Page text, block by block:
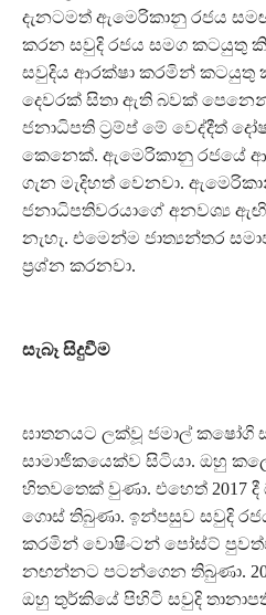
දැනටමත් ඇමෙරිකානු රජය
කරන සවුදි රජය සමග කටයුතු
සවුදිය ආරක්ෂා කරමින් කටයුතු
දෙවරක් සිතා ඇති බවක්
ජනාධිපති ට‍්‍රම්ප් මේ වෙද්දීත්
කෙනෙක්. ඇමෙරිකානු රජයේ
ගැන මැදිහත් වෙනවා.
ජනාධිපතිවරයාගේ අනවශ්‍ය
නැහැ. එමෙන්ම ජාත්‍යන්තර
ප‍්‍රශ්න කරනවා.
සැබෑ සිදුවීම
ඝාතනයට ලක්වූ ජමාල් කෂෝගි
සාමාජිකයෙක්ව සිටියා. ඔහු
හිතවතෙක් වුණා. එහෙත් 2017
ගොස් තිබුණා. ඉන්පසුව සවුදි
කරමින් වොෂිංටන් පෝස්ට්
නඟන්නට පටන්ගෙන තිබුණා.
ඔහු තුර්කියේ පිහිටි සවුදි